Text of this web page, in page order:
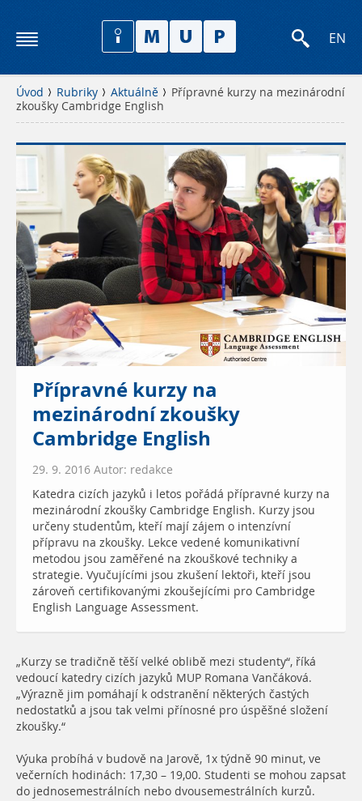
EN
Úvod Rubriky Aktuálně
Přípravné kurzy na mezinárodní
zkoušky Cambridge English
Přípravné kurzy na
mezinárodní zkoušky
Cambridge English
29. 9. 2016 Autor: redakce
Katedra cizích jazyků i letos pořádá přípravné kurzy na
mezinárodní zkoušky Cambridge English. Kurzy jsou
určeny studentům, kteří mají zájem o intenzívní
přípravu na zkoušky. Lekce vedené komunikativní
metodou jsou zaměřené na zkouškové techniky a
strategie. Vyučujícími jsou zkušení lektoři, kteří jsou
zároveň certifikovanými zkoušejícími pro Cambridge
English Language Assessment.
„Kurzy se tradičně těší velké oblibě mezi studenty“, říká
vedoucí katedry cizích jazyků MUP Romana Vančáková.
„Výrazně jim pomáhají k odstranění některých častých
nedostatků a jsou tak velmi přínosné pro úspěšné složení
zkoušky.“
Výuka probíhá v budově na Jarově, 1x týdně 90 minut, ve
večerních hodinách: 17,30 – 19,00. Studenti se mohou zapsat
do jednosemestrálních nebo dvousemestrálních kurzů.